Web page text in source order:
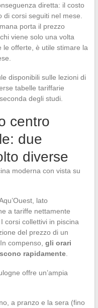
diretta: il costo
corsi seguiti nel mese.
porta il prezzo
viene solo una volta
le offerte, è utile stimare la
disponibili sulle lezioni di
tabelle tariffarie
degli studi.
centro
due
diverse
lato
a tariffe nettamente
corsi collettivi in piscina
del prezzo di un
compenso, gli orari
rapidamente.
offre un’ampia
a pranzo e la sera (fino